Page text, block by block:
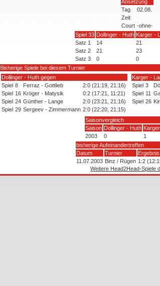
Ansetzung
Tag
02.08.
Zeit
Court -ohne-
Spiel 33 Dollinger - Huth Karger -
Satz 1
14 21
Satz 2
21 23
Satz 3
0 0
Bisherige Spiele bei diesem Turnier
Dollinger - Huth gegen
Spiel 8 Ferraz - Gottlieb
2:0 (21:19, 21:16)
Spiel 16 Kröger - Matysik
0:2 (17:21, 11:21)
Spiel 24 Günther - Lange
2:0 (23:21, 21:16)
Spiel 29 Sergeev - Zimmermann 2:0 (22:20, 21:15)
Karger -
Spiel 3
Spiel 11
Spiel 26
Saisonvergleich
Saison Dollinger - Huth
2003
0
1
bisherige Aufeinandertreffen
Datum
Turnier
Ergebnis
11.07.2003 Binz / Rügen 1:2
Weitere Head2Head-Spiele